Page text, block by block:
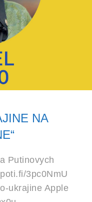
NA
Putinovych
3pc0NmU
ukrajine Apple